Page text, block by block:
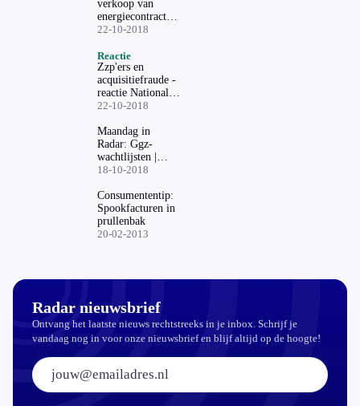
verkoop van
energiecontracten
aan kleine
22-10-2018
Reactie
Zzp'ers en
acquisitiefraude -
reactie Nationale
Energie
22-10-2018
Maandag in
Radar: Ggz-
wachtlijsten |
Kleine
acquisitiefraude
18-10-2018
Consumententip:
Spookfacturen in
prullenbak
20-02-2013
Radar nieuwsbrief
Ontvang het laatste nieuws rechtstreeks in je inbox. Schrijf je
vandaag nog in voor onze nieuwsbrief en blijf altijd op de hoogte!
E-mailadres: